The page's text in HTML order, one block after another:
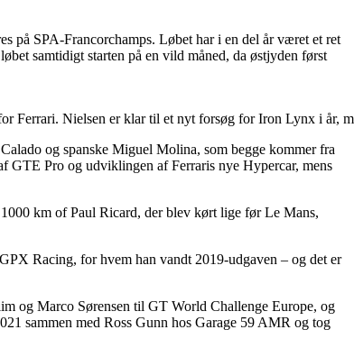
på SPA-Francorchamps. Løbet har i en del år været et ret
samtidigt starten på en vild måned, da østjyden først
Ferrari. Nielsen er klar til et nyt forsøg for Iron Lynx i år,
og spanske Miguel Molina, som begge kommer fra
GTE Pro og udviklingen af Ferraris nye Hypercar, mens
km of Paul Ricard, der blev kørt lige før Le Mans,
Racing, for hvem han vandt 2019-udgaven – og det er
og Marco Sørensen til GT World Challenge Europe, og
sammen med Ross Gunn hos Garage 59 AMR og tog